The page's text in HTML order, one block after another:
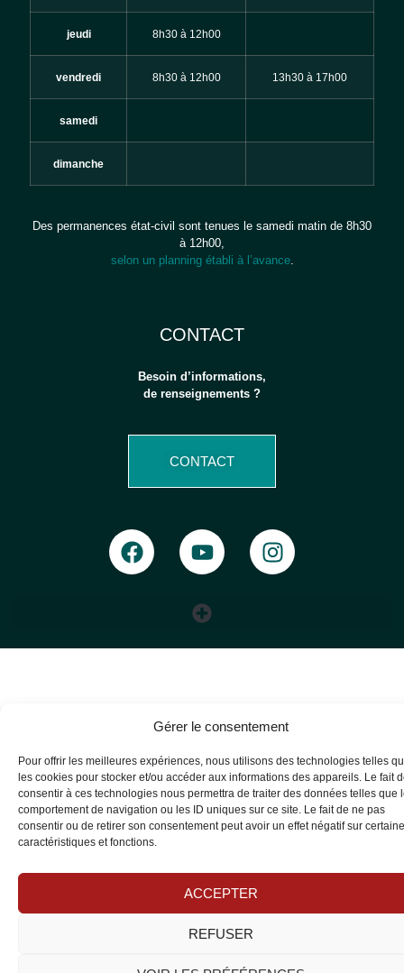
Gérer le consentement
Pour offrir les meilleures expériences, nous utilisons des technologies telles
les cookies pour stocker et/ou accéder aux informations des appareils. Le fait
consentir à ces technologies nous permettra de traiter des données telles que
comportement de navigation ou les ID uniques sur ce site. Le fait de ne pas
consentir ou de retirer son consentement peut avoir un effet négatif sur
caractéristiques et fonctions.
ACCEPTER
REFUSER
jeudi 8h30 à 12h00
vendredi 8h30 à 12h00 13h30 à 17h00
samedi
dimanche
Des permanences état-civil sont tenues le samedi matin de 8h30
à 12h00,
selon un planning établi à l’avance.
CONTACT
Besoin d’informations,
de renseignements ?
CONTACT